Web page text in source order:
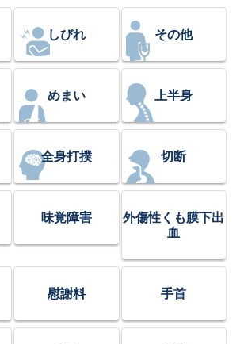
しびれ その他
めまい 上半身
全身打撲 切断
味覚障害
外傷性くも膜下出
血
慰謝料 手首